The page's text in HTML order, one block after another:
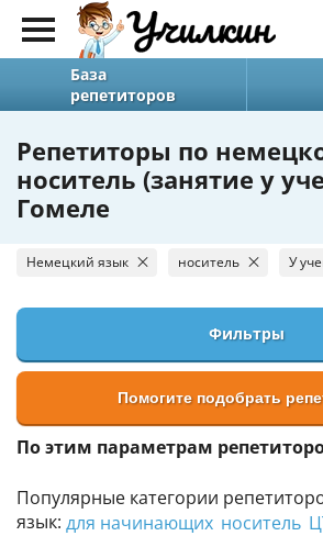
База
репетиторов
Репетиторы по
носитель (занятие у
Гомеле
Популярные категории
язык: для начинающих носитель
Немецкий язык носитель У
Фильтры
Помогите подобрать
По этим параметрам